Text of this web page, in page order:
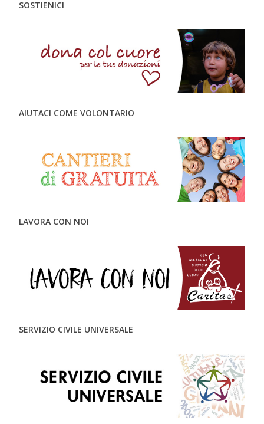
SOSTIENICI
AIUTACI COME VOLONTARIO
LAVORA CON NOI
SERVIZIO CIVILE UNIVERSALE